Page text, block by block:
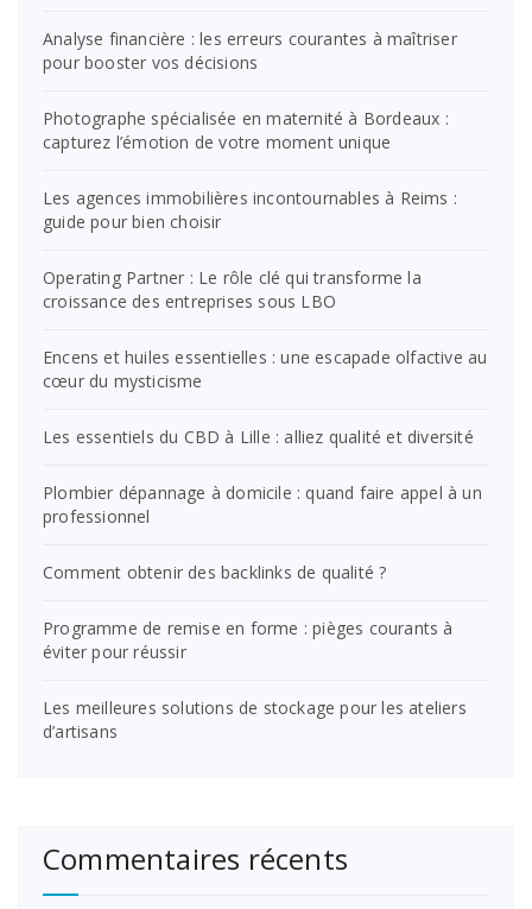
Analyse financière : les erreurs courantes à maîtriser
pour booster vos décisions
Photographe spécialisée en maternité à Bordeaux :
capturez l’émotion de votre moment unique
Les agences immobilières incontournables à Reims :
guide pour bien choisir
Operating Partner : Le rôle clé qui transforme la
croissance des entreprises sous LBO
Encens et huiles essentielles : une escapade olfactive au
cœur du mysticisme
Les essentiels du CBD à Lille : alliez qualité et diversité
Plombier dépannage à domicile : quand faire appel à un
professionnel
Comment obtenir des backlinks de qualité ?
Programme de remise en forme : pièges courants à
éviter pour réussir
Les meilleures solutions de stockage pour les ateliers
d’artisans
Commentaires récents